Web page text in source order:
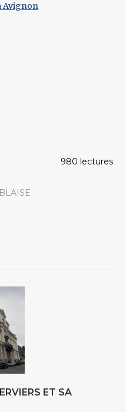
Avignon
980 lectures
ET SA